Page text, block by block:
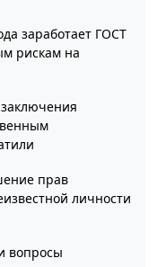
заработает ГОСТ
рискам на
прав
личности
вопросы